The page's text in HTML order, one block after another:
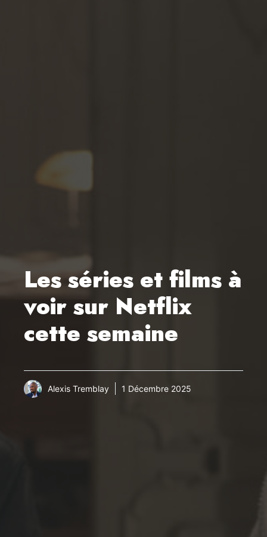
Les séries et films à
voir sur Netflix
cette semaine
Alexis Tremblay 1 Décembre 2025